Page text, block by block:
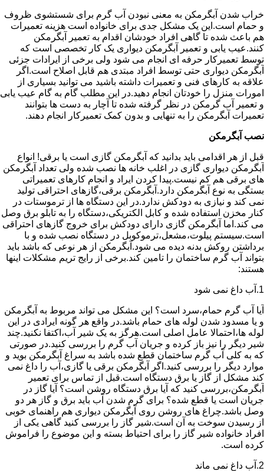
خراب شدن آبگرمکن به معنی نبودن آب گرم برای شستشوی ظروف
و حمام است.این یک مشکل جدی برای خانواده است هزینه تعمیرات
هم باعث شده تا گاهی افراد خودشان اقدام به تعمیر آبگرمکن
کنند.عیب یابی و تعمیر آبگرمکن دیواری یک کار تخصصی است که
توسط تعمیرکار حرفه ای انجام می شود ولی برخی از ایرادات جزئی
آبگرمکن دیواری حتی توسط افراد مبتدی هم قابل اصلاح است.اگر
علاقه به کارهای فنی و تعمیرات داشته باشید می توانید بسیاری از
امورات منزل را خودتان انجام دهید.در این مطلب گام به گام عیب یابی
و تعمیر آب گرمکن در نظر گرفته شده تا آچار به دست ها بتوانند
تعمیرات آبگرمکن را به تنهایی و بدون کمک تعمیرکار انجام دهند.
نصب آبگرمکن
قبل از هر اقدامی باید بدانید که آبگرمکن گازی است یا برقی! انواع
آبگرمکن دیواری گازی در اغلب خانه ها نصب شده ولی تعداد آبگرمکن
های برقی هم کم نیست.پیدا کردن ایراد و انجام کارهای تعمیراتی
بستگی به نوع آبگرمکن دارد.آبگرمکن برقی،گازهای احتراقی تولید
نمی کند و نیازی به دودکش ندارد.در این دستگاه ها از ترموستات در
کنار مخزن استفاده شده و کابل الکتریکی،دستگاه را به تابلو برق وصل
می کند.اما آبگرمکن گازی دارای دودکش برای خروج گازهای احتراقی
است.سیستم پیلوت،مشعل،ترموکوبل در دستگاه نصب شده و با
برداشتن روکش بدنه دیده می شود.آبگرمکن از هر نوعی که باشد باید
بتواند آب گرم ساختمان را تامین کند.برخی از رایج تریم مشکلات اینها
هستند:
1.آب داغ نمی شود
آیا آب گرم حمام،سرد است؟ این مشکل می تواند مربوط به آبگرمکن
و یا مسدود شدن لوله های حمام باشد.در واقع هر گونه ایرادی در این
لوله ها،احتمالا عامل اصلی است.هرگز به یک شیر آب،اکتفا نکنید.چند
شیر دیگر را نیز باز کرده و جریان آب گرم را بررسی کنید.در صورتی
که به کلی آب گرم ساختمان قطع شده باشد به سراغ آبگرمکن بوید و
موارد دیگر را بررسی کنید.اگر آبگرمکن برقی یا گازی،آب را داغ نمی
کند مشکل از گاز یا برق دستگاه است.قبل از تماس برای تعمیر
آبگرمکن،بررسی کنید که آیا برق دستگاه روشن است؟ آیا گاز در
جریان است یا قطع شده؟ برای گرم شدن آب باید برق و گاز هر دو
وصل باشد.چراغ های روشن روی آبگرمکن دیواری هم راهنمای خوبی
از رسیدن سوخت به آن است.شیر گاز را بررسی کنید گاهی یکی از
افراد خانواده شیر گاز را برای احتیاط بسته و این موضوع را فراموش
کرده است.
2.آب داغ نمی ماند